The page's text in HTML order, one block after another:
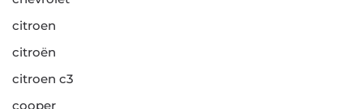
citroen
citroën
citroen c3
cooper